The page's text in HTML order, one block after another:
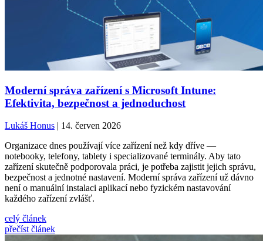
Moderní správa zařízení s Microsoft Intune:
Efektivita, bezpečnost a jednoduchost
Lukáš Honus | 14. červen 2026
Organizace dnes používají více zařízení než kdy dříve —
notebooky, telefony, tablety i specializované terminály. Aby tato
zařízení skutečně podporovala práci, je potřeba zajistit jejich správu,
bezpečnost a jednotné nastavení. Moderní správa zařízení už dávno
není o manuální instalaci aplikací nebo fyzickém nastavování
každého zařízení zvlášť.
celý článek
přečíst článek